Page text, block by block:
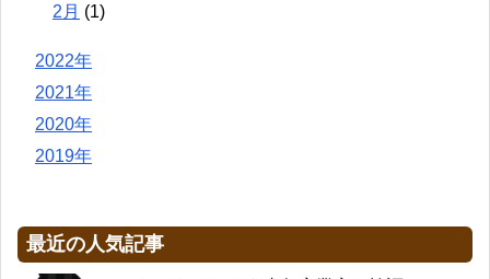
2月 (1)
2022年
2021年
2020年
2019年
最近の人気記事